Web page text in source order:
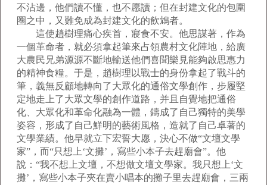
不沾邊，他們讀不懂，也不愿讀；但在封建文化的包圍
圈之中，又難免成為封建文化的飲鴆者。
這使趙樹理痛心疾首，寢食不安。他思謀著，作為
一個革命者，就必須拿起筆來占領農村文化陣地，給廣
大農民兄弟源源不斷地輸送他們喜聞樂見能夠啟思惠力
的精神食糧。于是，趙樹理以戰士的身份拿起了戰斗的
筆，義無反顧地轉向了大眾化的通俗文學創作，步履堅
定地走上了大眾文學的創作道路，并且自覺地把通俗
化、大眾化和革命化融為一體，鑄成了自己獨特的美學
姿容，形成了自己鮮明的藝術風格，造就了自己卓著的
文學業績。他早就立下宏誓大愿，決心不做“文壇文學
家”，而“只想上‘文攤’，寫些小本子去趕廟會”。他
說：“我不想上文壇，不想做文壇文學家。我只想上‘文
攤’，寫些小本子夾在賣小唱本的攤子里去趕廟會，三兩